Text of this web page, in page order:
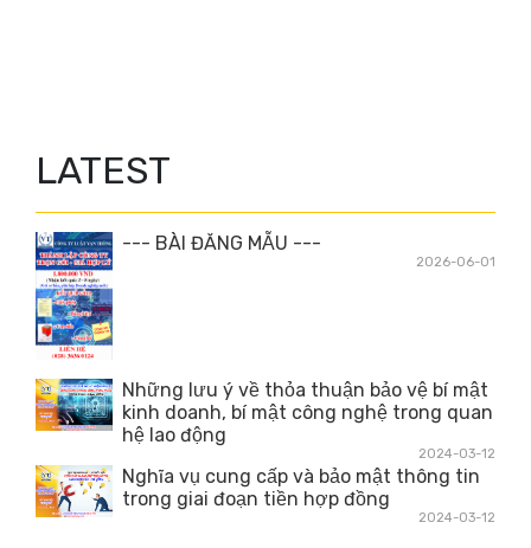
LATEST
--- BÀI ĐĂNG MẪU ---
2026-06-01
Những lưu ý về thỏa thuận bảo vệ bí mật
kinh doanh, bí mật công nghệ trong quan
hệ lao động
2024-03-12
Nghĩa vụ cung cấp và bảo mật thông tin
trong giai đoạn tiền hợp đồng
2024-03-12